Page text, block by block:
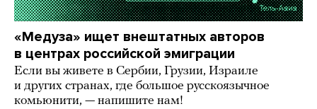
«Медуза» ищет внештатных авторов
в центрах российской эмиграции
Если вы живете в Сербии, Грузии, Израиле
и других странах, где большое русскоязычное
комьюнити, — напишите нам!